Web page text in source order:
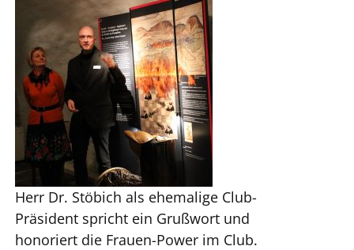
Herr Dr. Stöbich als ehemalige Club-
Präsident spricht ein Grußwort und
honoriert die Frauen-Power im Club.